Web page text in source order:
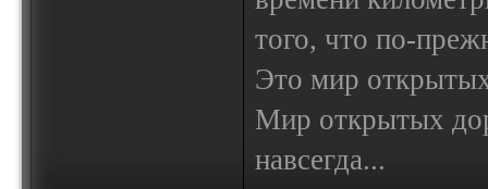
того, что по-
Это мир
Мир открытых
навсегда...